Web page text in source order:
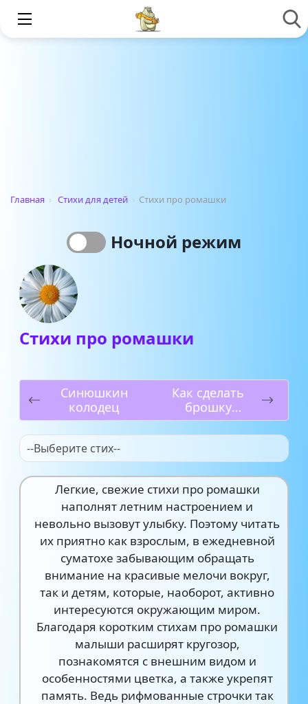
Главная › Стихи для детей › Стихи про ромашки
Ночной режим
Стихи про ромашки
Синюшкин
колодец
Как сделать
брошку
своими
руками?
--Выберите стих--
Легкие, свежие стихи про ромашки
наполнят летним настроением и
невольно вызовут улыбку. Поэтому читать
их приятно как взрослым, в ежедневной
суматохе забывающим обращать
внимание на красивые мелочи вокруг,
так и детям, которые, наоборот, активно
интересуются окружающим миром.
Благодаря коротким стихам про ромашки
малыши расширят кругозор,
познакомятся с внешним видом и
особенностями цветка, а также укрепят
память. Ведь рифмованные строчки так